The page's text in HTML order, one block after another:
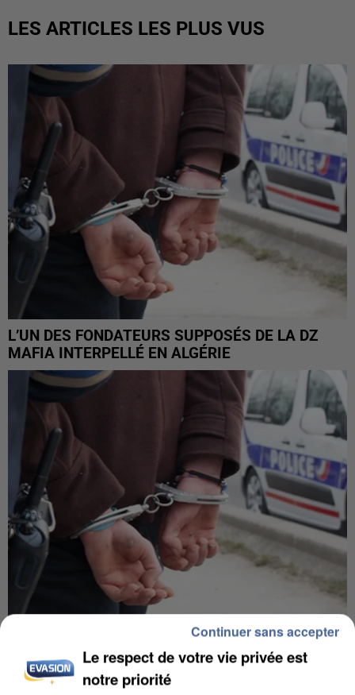
LES ARTICLES LES PLUS VUS
L’UN DES FONDATEURS SUPPOSÉS DE LA DZ
MAFIA INTERPELLÉ EN ALGÉRIE
UN SECOND CADRE DE LA DZ MAFIA
INTERPELLÉ EN ALGÉRIE
Le respect de votre vie privée est
notre priorité
Continuer sans accepter